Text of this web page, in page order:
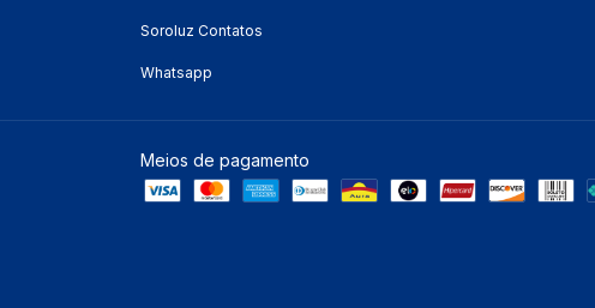
Soroluz Contatos
Whatsapp
Meios de pagamento